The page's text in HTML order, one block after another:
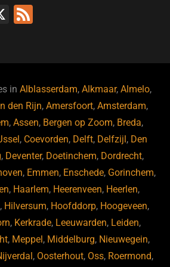
X
inAlblasserdam,Alkmaar,Almelo,
den Rijn,Amersfoort,Amsterdam,
,Assen, Bergen op Zoom, Breda,
, Coevorden, Delft, Delfzijl, Den
, Deventer, Doetinchem, Dordrecht,
, Emmen, Enschede, Gorinchem,
, Haarlem, Heerenveen, Heerlen,
, Hilversum, Hoofddorp, Hoogeveen,
, Kerkrade, Leeuwarden, Leiden,
, Meppel, Middelburg, Nieuwegein,
, Oosterhout, Oss, Roermond,